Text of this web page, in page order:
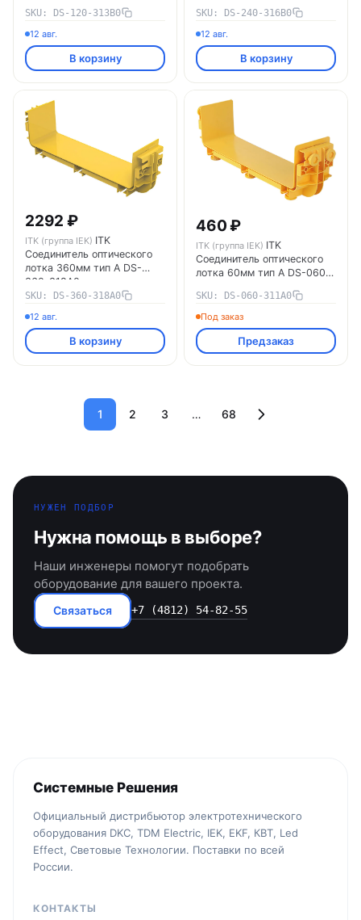
SKU: DS-120-313B0
12 авг.
В корзину
SKU: DS-240-316B0
12 авг.
В корзину
2292 ₽
ITK (группа IEK) ITK
Соединитель оптического
лотка 360мм тип А DS-
360-318A0
SKU: DS-360-318A0
12 авг.
В корзину
460 ₽
ITK (группа IEK) ITK
Соединитель оптического
лотка 60мм тип А DS-060-
SKU: DS-060-311A0
Под заказ
Предзаказ
1 2 3 … 68
НУЖЕН ПОДБОР
Нужна помощь в выборе?
Наши инженеры помогут подобрать
оборудование для вашего проекта.
Связаться +7 (4812) 54-82-55
Системные Решения
Официальный дистрибьютор электротехнического
оборудования DKC, TDM Electric, IEK, EKF, КВТ, Led
Effect, Световые Технологии. Поставки по всей
России.
КОНТАКТЫ